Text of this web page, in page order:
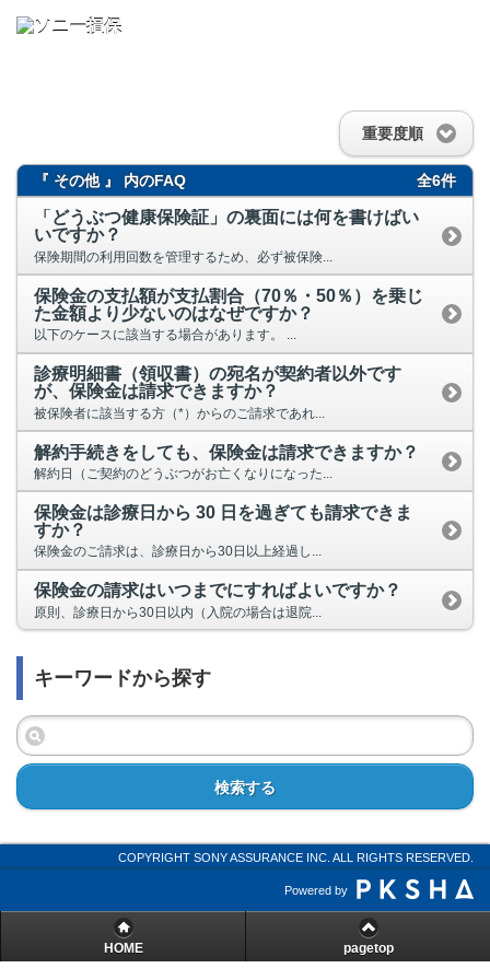
重要度順
『 その他 』 内のFAQ 全6件
「どうぶつ健康保険証」の裏面には何を書けばい
いですか？
保険期間の利用回数を管理するため、必ず被保険...
保険金の支払額が支払割合（70％・50％）を乗じ
た金額より少ないのはなぜですか？
以下のケースに該当する場合があります。 ...
診療明細書（領収書）の宛名が契約者以外です
が、保険金は請求できますか？
被保険者に該当する方（*）からのご請求であれ...
解約手続きをしても、保険金は請求できますか？
解約日（ご契約のどうぶつがお亡くなりになった...
保険金は診療日から 30 日を過ぎても請求できま
すか？
保険金のご請求は、診療日から30日以上経過し...
保険金の請求はいつまでにすればよいですか？
原則、診療日から30日以内（入院の場合は退院...
キーワードから探す
検索する
COPYRIGHT SONY ASSURANCE INC. ALL RIGHTS RESERVED.
Powered by
HOME pagetop